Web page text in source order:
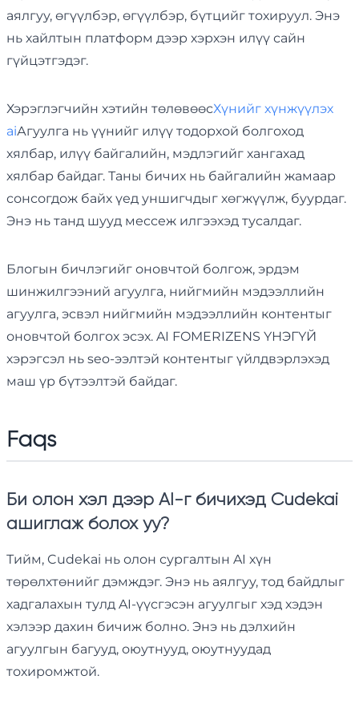
аялгуу, өгүүлбэр, өгүүлбэр, бүтцийг тохируул. Энэ
нь хайлтын платформ дээр хэрхэн илүү сайн
гүйцэтгэдэг.
Хэрэглэгчийн хэтийн төлөвөөсХүнийг хүнжүүлэх
aiАгуулга нь үүнийг илүү тодорхой болгоход
хялбар, илүү байгалийн, мэдлэгийг хангахад
хялбар байдаг. Таны бичих нь байгалийн жамаар
сонсогдож байх үед уншигчдыг хөгжүүлж, буурдаг.
Энэ нь танд шууд мессеж илгээхэд тусалдаг.
Блогын бичлэгийг оновчтой болгож, эрдэм
шинжилгээний агуулга, нийгмийн мэдээллийн
агуулга, эсвэл нийгмийн мэдээллийн контентыг
оновчтой болгох эсэх. AI FOMERIZENS ҮНЭГҮЙ
хэрэгсэл нь seo-ээлтэй контентыг үйлдвэрлэхэд
маш үр бүтээлтэй байдаг.
Faqs
Би олон хэл дээр AI-г бичихэд Cudekai
ашиглаж болох уу?
Тийм, Cudekai нь олон сургалтын AI хүн
төрөлхтөнийг дэмждэг. Энэ нь аялгуу, тод байдлыг
хадгалахын тулд AI-үүсгэсэн агуулгыг хэд хэдэн
хэлээр дахин бичиж болно. Энэ нь дэлхийн
агуулгын багууд, оюутнууд, оюутнуудад
тохиромжтой.